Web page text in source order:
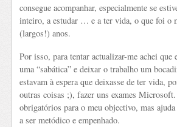
consegue acompanhar, especialmente se
inteiro, a estudar … e a ter vida, o que foi o
(largos!) anos.
Por isso, para tentar actualizar-me achei que
uma “sabática” e deixar o trabalho um
estavam à espera que deixasse de ter vida,
outras coisas ;), fazer uns exames Microsoft.
obrigatórios para o meu objectivo, mas
a ser metódico e empenhado.